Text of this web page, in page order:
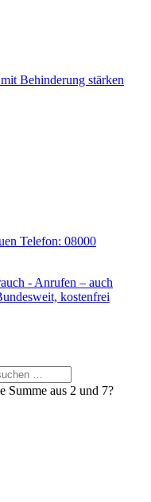
Behinderung stärken
Summe aus 2 und 7?